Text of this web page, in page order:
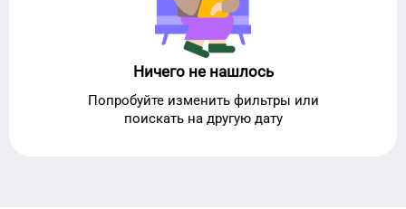
Ничего не нашлось
Попробуйте изменить фильтры или
поискать на другую дату